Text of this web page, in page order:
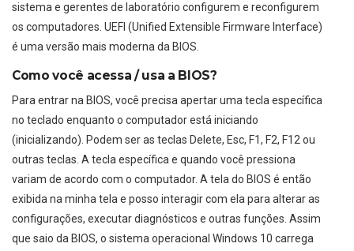
sistema e gerentes de laboratório configurem e reconfigurem
os computadores. UEFI (Unified Extensible Firmware Interface)
é uma versão mais moderna da BIOS.
Como você acessa / usa a BIOS?
Para entrar na BIOS, você precisa apertar uma tecla específica
no teclado enquanto o computador está iniciando
(inicializando). Podem ser as teclas Delete, Esc, F1, F2, F12 ou
outras teclas. A tecla específica e quando você pressiona
variam de acordo com o computador. A tela do BIOS é então
exibida na minha tela e posso interagir com ela para alterar as
configurações, executar diagnósticos e outras funções. Assim
que saio da BIOS, o sistema operacional Windows 10 carrega